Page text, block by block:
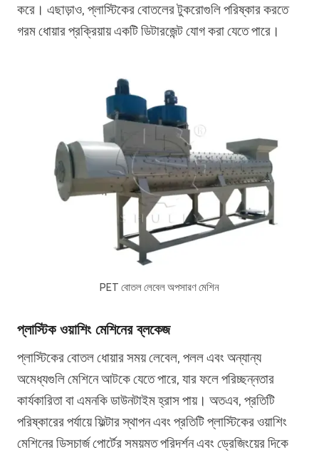
করে। এছাড়াও, প্লাস্টিকের বোতলের টুকরোগুলি পরিষ্কার করতে
গরম ধোয়ার প্রক্রিয়ায় একটি ডিটারজেন্ট যোগ করা যেতে পারে।
PET বোতল লেবেল অপসারণ মেশিন
প্লাস্টিক ওয়াশিং মেশিনের ব্লকেজ
প্লাস্টিকের বোতল ধোয়ার সময় লেবেল, পলল এবং অন্যান্য
অমেধ্যগুলি মেশিনে আটকে যেতে পারে, যার ফলে পরিচ্ছন্নতার
কার্যকারিতা বা এমনকি ডাউনটাইম হ্রাস পায়। অতএব, প্রতিটি
পরিষ্কারের পর্যায়ে ফিল্টার স্থাপন এবং প্রতিটি প্লাস্টিকের ওয়াশিং
মেশিনের ডিসচার্জ পোর্টের সময়মত পরিদর্শন এবং ড্রেজিংয়ের দিকে